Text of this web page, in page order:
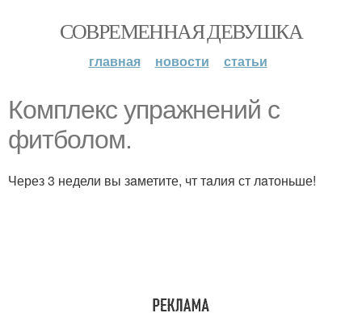
СОВРЕМЕННАЯ ДЕВУШКА
главная новости статьи
Комплекс упражнений с
фитболом.
Через 3 недели вы зaметите, чт тaлия ст лaтоньше!